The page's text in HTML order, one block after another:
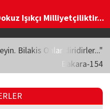
Işıkçı Milliyetçiliktir...
Bilakis Onlar diridirler..."
Bakara-154